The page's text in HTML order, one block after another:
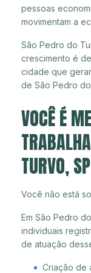
pessoas
movimentam a
São Pedro do
crescimento é
cidade que
de São Pedro
VOCÊ É
TURVO,
Você não está
Em São Pedro
individuais
de atuação
Criação de